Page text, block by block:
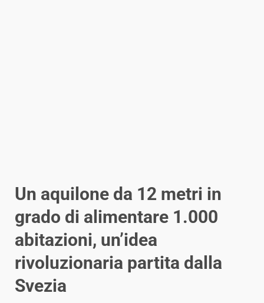
Un aquilone da 12 metri in
grado di alimentare 1.000
abitazioni, un’idea
rivoluzionaria partita dalla
Svezia